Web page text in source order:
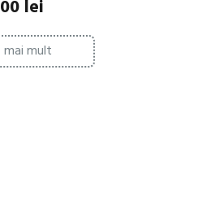
lei
mult